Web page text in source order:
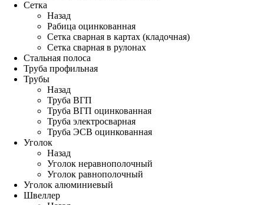
Сетка
Назад
Рабица оцинкованная
Сетка сварная в картах (кладочная)
Сетка сварная в рулонах
Стальная полоса
Труба профильная
Трубы
Назад
Труба ВГП
Труба ВГП оцинкованная
Труба электросварная
Труба ЭСВ оцинкованная
Уголок
Назад
Уголок неравнополочный
Уголок равнополочный
Уголок алюминиевый
Швеллер